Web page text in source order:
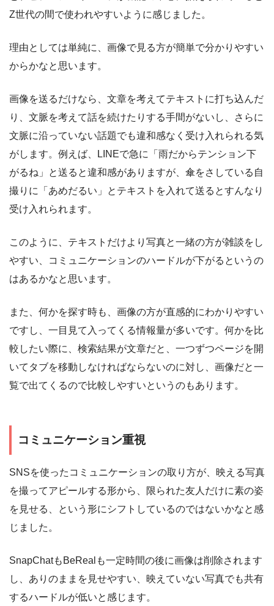
Z世代の間で使われやすいように感じました。
理由としては単純に、画像で見る方が簡単で分かりやすい
からかなと思います。
画像を送るだけなら、文章を考えてテキストに打ち込んだ
り、文脈を考えて話を続けたりする手間がないし、さらに
文脈に沿っていない話題でも違和感なく受け入れられる気
がします。例えば、LINEで急に「雨だからテンション下
がるね」と送ると違和感がありますが、傘をさしている自
撮りに「あめだるい」とテキストを入れて送るとすんなり
受け入れられます。
このように、テキストだけより写真と一緒の方が雑談をし
やすい、コミュニケーションのハードルが下がるというの
はあるかなと思います。
また、何かを探す時も、画像の方が直感的にわかりやすい
ですし、一目見て入ってくる情報量が多いです。何かを比
較したい際に、検索結果が文章だと、一つずつページを開
いてタブを移動しなければならないのに対し、画像だと一
覧で出てくるので比較しやすいというのもあります。
コミュニケーション重視
SNSを使ったコミュニケーションの取り方が、映える写真
を撮ってアピールする形から、限られた友人だけに素の姿
を見せる、という形にシフトしているのではないかなと感
じました。
SnapChatもBeRealも一定時間の後に画像は削除されます
し、ありのままを見せやすい、映えていない写真でも共有
するハードルが低いと感じます。